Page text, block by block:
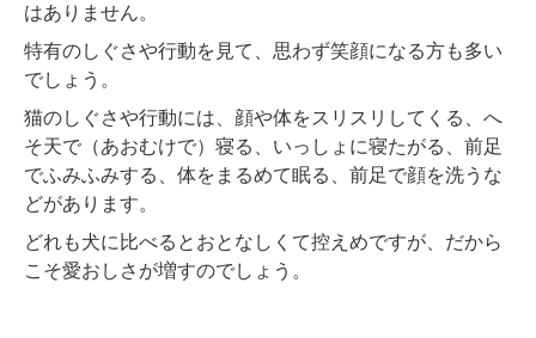
はありません。
特有のしぐさや行動を見て、思わず笑顔になる方も多い
でしょう。
猫のしぐさや行動には、顔や体をスリスリしてくる、へ
そ天で（あおむけで）寝る、いっしょに寝たがる、前足
でふみふみする、体をまるめて眠る、前足で顔を洗うな
どがあります。
どれも犬に比べるとおとなしくて控えめですが、だから
こそ愛おしさが増すのでしょう。